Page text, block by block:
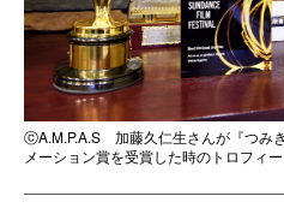
ⓒA.M.P.A.S 加藤久仁生さんが『つみ
メーション賞を受賞した時のトロフィー